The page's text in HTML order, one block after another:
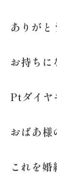
ありがと
お持ちに
Ptダイヤ
おばあ様
これを